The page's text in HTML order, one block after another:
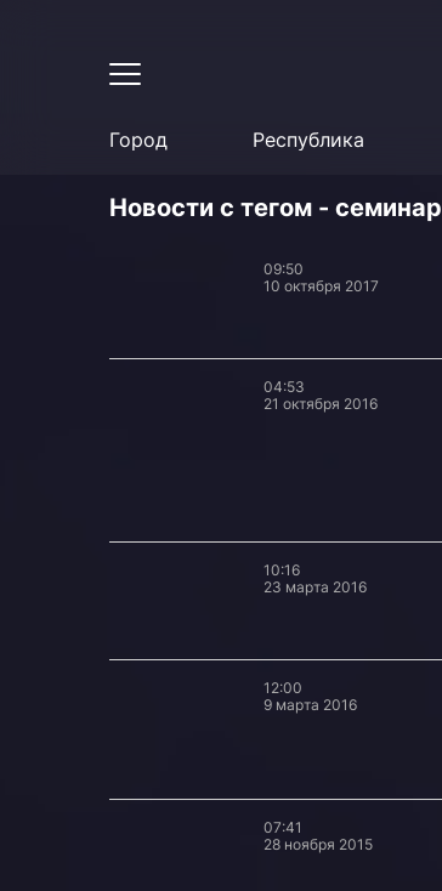
Город Республика
Новости с тегом - семинар
09:50
10 октября 2017
04:53
21 октября 2016
10:16
23 марта 2016
12:00
9 марта 2016
07:41
28 ноября 2015